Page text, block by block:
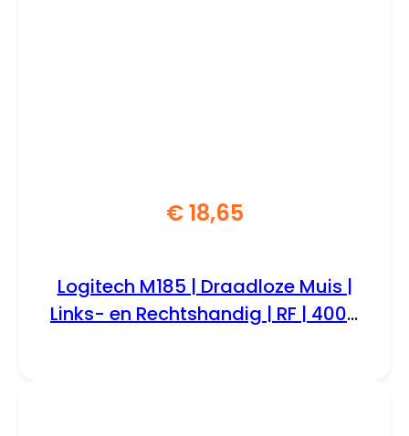
€18,65
Logitech M185 | Draadloze Muis |
Links- en Rechtshandig | RF | 4000